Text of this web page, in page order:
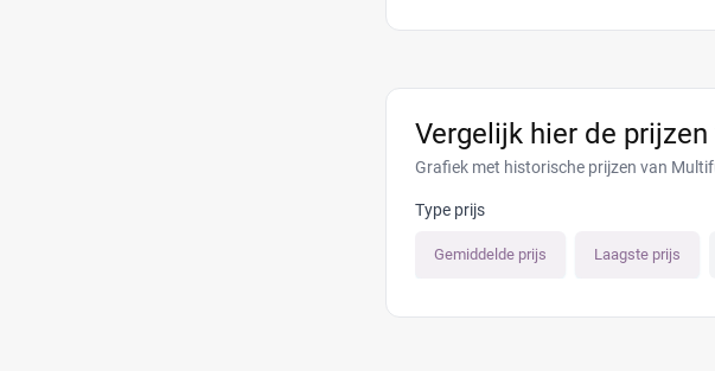
Vergelijk hier de
Grafiek met historische prijzen van
Type prijs
Gemiddelde prijs Laagste prijs